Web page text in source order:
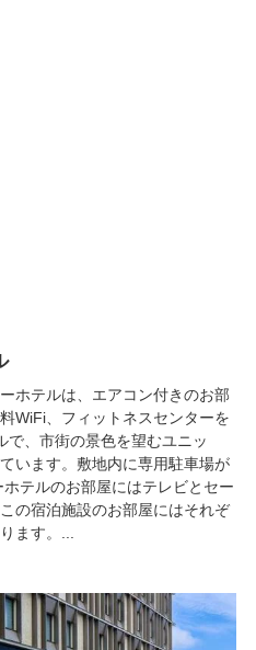
ホテルは、エアコン付きのお部
WiFi、フィットネスセンターを
で、市街の景色を望むユニッ
います。敷地内に専用駐車場が
テルのお部屋にはテレビとセー
の宿泊施設のお部屋にはそれぞ
ます。...